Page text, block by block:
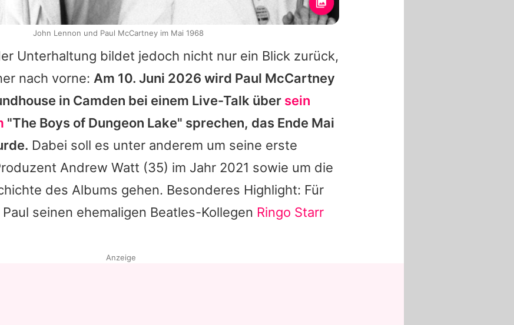
Unterhaltung bildet jedoch nicht nur ein Blick zurück,
nach vorne: Am 10. Juni 2026 wird Paul McCartney
in Camden bei einem Live-Talk über sein
"The Boys of Dungeon Lake" sprechen, das Ende Mai
Dabei soll es unter anderem um seine erste
Andrew Watt (35) im Jahr 2021 sowie um die
des Albums gehen. Besonderes Highlight: Für
Paul seinen ehemaligen Beatles-Kollegen Ringo Starr
John Lennon und Paul McCartney im Mai 1968
Anzeige